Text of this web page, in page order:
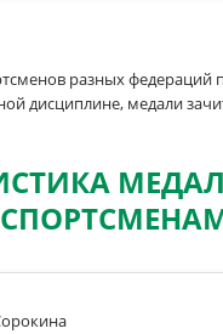
разных федераций
дисциплине, медали